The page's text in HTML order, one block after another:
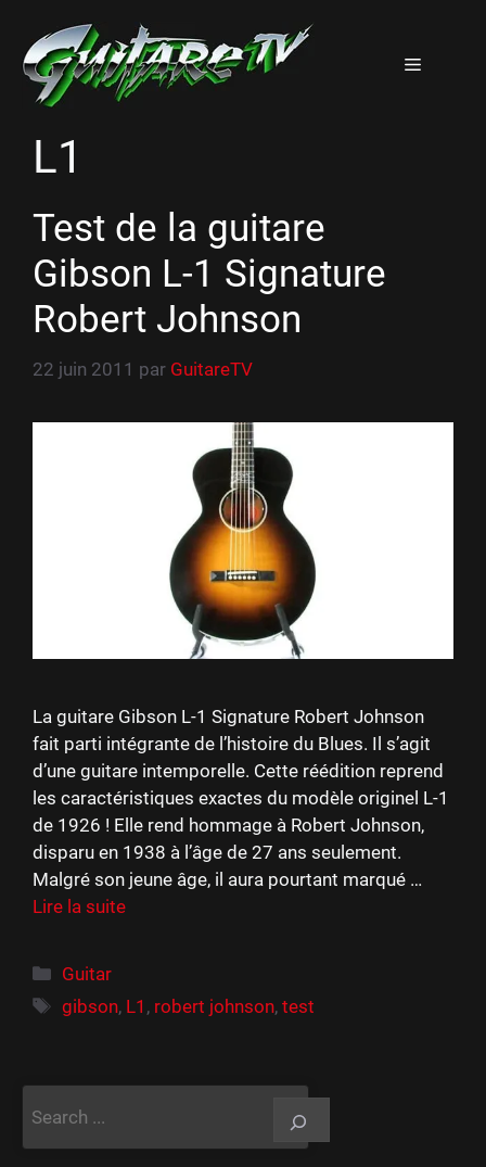
contenu
Menu
L1
Test de la guitare
Gibson L-1 Signature
Robert Johnson
22 juin 2011 par GuitareTV
La guitare Gibson L-1 Signature Robert Johnson
fait parti intégrante de l’histoire du Blues. Il s’agit
d’une guitare intemporelle. Cette réédition reprend
les caractéristiques exactes du modèle originel L-1
de 1926 ! Elle rend hommage à Robert Johnson,
disparu en 1938 à l’âge de 27 ans seulement.
Malgré son jeune âge, il aura pourtant marqué …
Lire la suite
Catégories
Guitar
Étiquettes
gibson, L1 , robert johnson,test